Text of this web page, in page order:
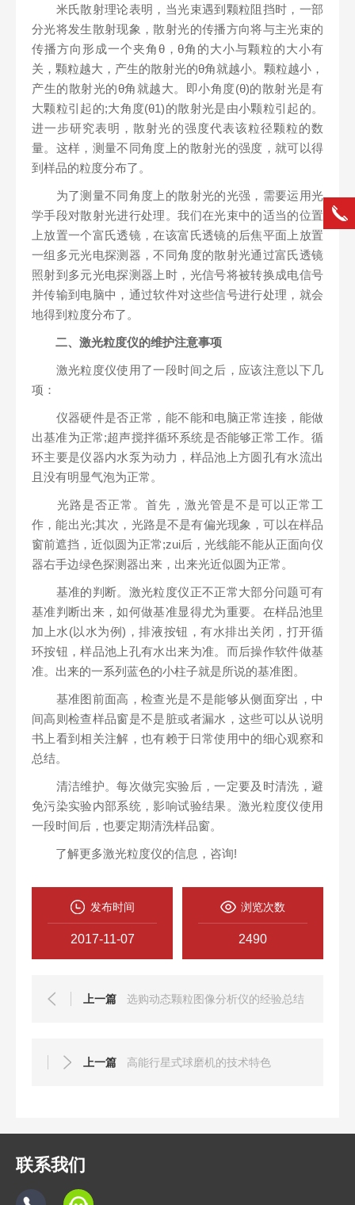
米氏散射理论表明，当光束遇到颗粒阻挡时，一部
分光将发生散射现象，散射光的传播方向将与主光束的
传播方向形成一个夹角θ，θ角的大小与颗粒的大小有
关，颗粒越大，产生的散射光的θ角就越小。颗粒越小，
产生的散射光的θ角就越大。即小角度(θ)的散射光是有
大颗粒引起的;大角度(θ1)的散射光是由小颗粒引起的。
进一步研究表明，散射光的强度代表该粒径颗粒的数
量。这样，测量不同角度上的散射光的强度，就可以得
到样品的粒度分布了。
为了测量不同角度上的散射光的光强，需要运用光
学手段对散射光进行处理。我们在光束中的适当的位置
上放置一个富氏透镜，在该富氏透镜的后焦平面上放置
一组多元光电探测器，不同角度的散射光通过富氏透镜
照射到多元光电探测器上时，光信号将被转换成电信号
并传输到电脑中，通过软件对这些信号进行处理，就会
地得到粒度分布了。
二、激光粒度仪的维护注意事项
激光粒度仪使用了一段时间之后，应该注意以下几
项：
仪器硬件是否正常，能不能和电脑正常连接，能做
出基准为正常;超声搅拌循环系统是否能够正常工作。循
环主要是仪器内水泵为动力，样品池上方圆孔有水流出
且没有明显气泡为正常。
光路是否正常。首先，激光管是不是可以正常工
作，能出光;其次，光路是不是有偏光现象，可以在样品
窗前遮挡，近似圆为正常;zui后，光线能不能从正面向仪
器右手边绿色探测器出来，出来光近似圆为正常。
基准的判断。激光粒度仪正不正常大部分问题可有
基准判断出来，如何做基准显得尤为重要。在样品池里
加上水(以水为例)，排液按钮，有水排出关闭，打开循
环按钮，样品池上孔有水出来为准。而后操作软件做基
准。出来的一系列蓝色的小柱子就是所说的基准图。
基准图前面高，检查光是不是能够从侧面穿出，中
间高则检查样品窗是不是脏或者漏水，这些可以从说明
书上看到相关注解，也有赖于日常使用中的细心观察和
总结。
清洁维护。每次做完实验后，一定要及时清洗，避
免污染实验内部系统，影响试验结果。激光粒度仪使用
一段时间后，也要定期清洗样品窗。
了解更多激光粒度仪的信息，咨询!
发布时间
2017-11-07
浏览次数
2490
上一篇 选购动态颗粒图像分析仪的经验总结
上一篇 高能行星式球磨机的技术特色
联系我们